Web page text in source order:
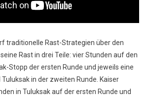
traditionelle Rast-Strategien über den
Rast in drei Teile: vier Stunden auf den
Stopp der ersten Runde und jeweils eine
in der zweiten Runde. Kaiser
in Tuluksak auf der ersten Runde und